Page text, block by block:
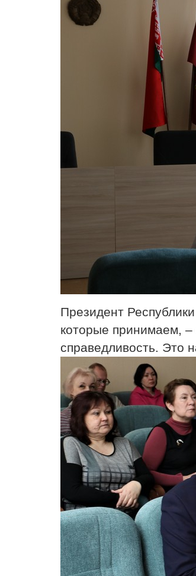
Президент
которые принимаем, –
справедливость. Это